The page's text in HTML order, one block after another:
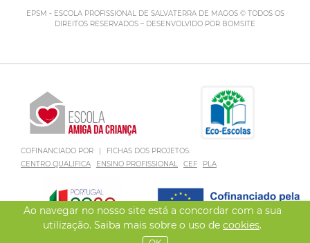
EPSM - ESCOLA PROFISSIONAL DE SALVATERRA DE MAGOS © TODOS OS
DIREITOS RESERVADOS – DESENVOLVIDO POR BOMSITE
COFINANCIADO POR |
FICHAS DOS PROJETOS:
CENTRO QUALIFICA
ENSINO PROFISSIONAL CEF PLA
Ao navegar no nosso site está a concordar com a sua
utilização. Saiba mais sobre o uso de cookies.